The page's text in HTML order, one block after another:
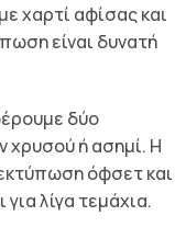
χαρτί αφίσας και
είναι δυνατή
δύο
χρυσού ή ασημί. Η
όφσετ και
λίγα τεμάχια.